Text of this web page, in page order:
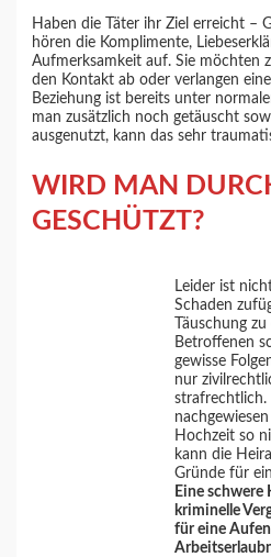
Haben die Täter ihr Ziel erreicht –
hören die Komplimente,
Aufmerksamkeit auf. Sie möchten
den Kontakt ab oder verlangen
Beziehung ist bereits unter
man zusätzlich noch getäuscht
ausgenutzt, kann das sehr
WIRD MAN
GESCHÜTZT?
Leider ist
Schaden
Täuschung
Betroffenen
gewisse
nur
strafrechtlich.
Hochzeit so
kann die
Gründe für
Eine schwere
kriminelle
für eine